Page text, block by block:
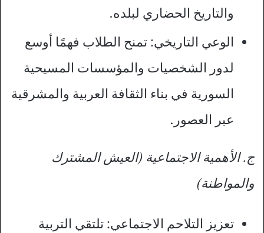
والتاريخ الحضاري لبلده.
الوعي التاريخي: تمنح الطلاب فهمًا أوسع
لدور الشخصيات والمؤسسات المسيحية
السورية في بناء الثقافة العربية والمشرقية
عبر العصور.
ج. الأهمية الاجتماعية (العيش المشترك
والمواطنة)
تعزيز التلاحم الاجتماعي: تلتقي التربية